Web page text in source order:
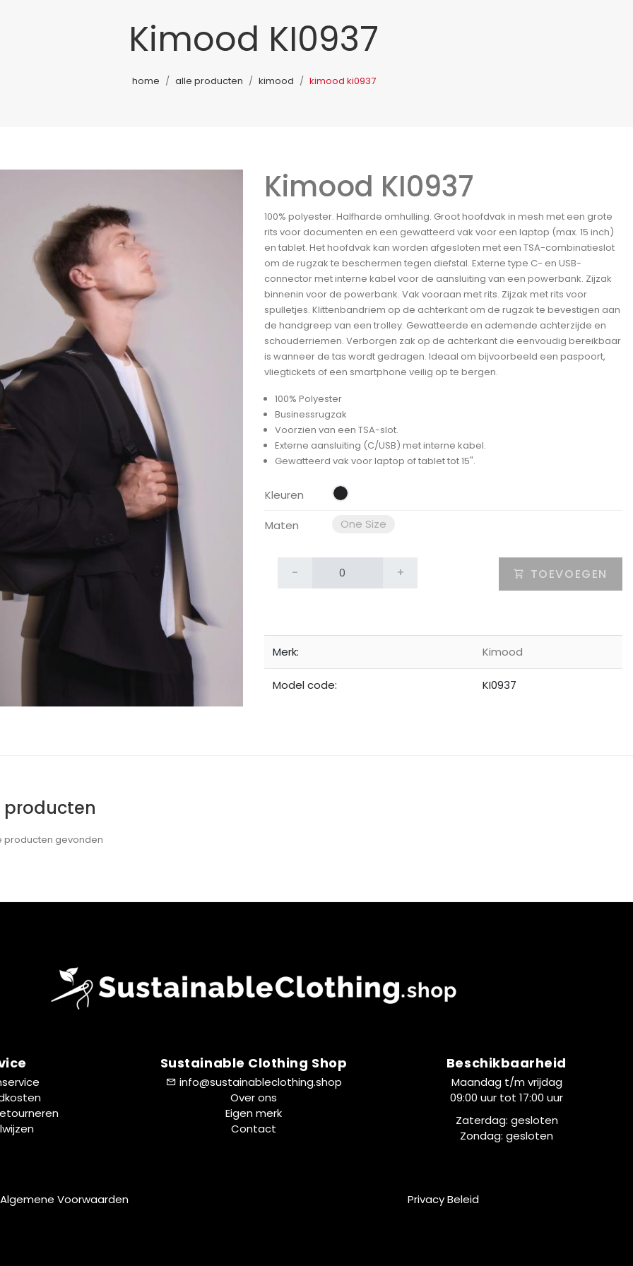
Kimood KI0937
home alle producten kimood kimood ki0937
Kimood KI0937
100% polyester. Halfharde omhulling. Groot hoofdvak in mesh met een grote
rits voor documenten en een gewatteerd vak voor een laptop (max. 15 inch)
en tablet. Het hoofdvak kan worden afgesloten met een TSA-combinatieslot
om de rugzak te beschermen tegen diefstal. Externe type C- en USB-
connector met interne kabel voor de aansluiting van een powerbank. Zijzak
binnenin voor de powerbank. Vak vooraan met rits. Zijzak met rits voor
spulletjes. Klittenbandriem op de achterkant om de rugzak te bevestigen aan
de handgreep van een trolley. Gewatteerde en ademende achterzijde en
schouderriemen. Verborgen zak op de achterkant die eenvoudig bereikbaar
is wanneer de tas wordt gedragen. Ideaal om bijvoorbeeld een paspoort,
vliegtickets of een smartphone veilig op te bergen.
100% Polyester
Businessrugzak
Voorzien van een TSA-slot.
Externe aansluiting (C/USB) met interne kabel.
Gewatteerd vak voor laptop of tablet tot 15".
Kleuren
Maten One Size
- + TOEVOEGEN
Merk: Kimood
Model code: KI0937
producten
producten gevonden
Sustainable Clothing Shop
info@sustainableclothing.shop
Over ons
Eigen merk
Contact
Beschikbaarheid
Maandag t/m vrijdag
09:00 uur tot 17:00 uur
Zaterdag: gesloten
Zondag: gesloten
Algemene Voorwaarden Privacy Beleid